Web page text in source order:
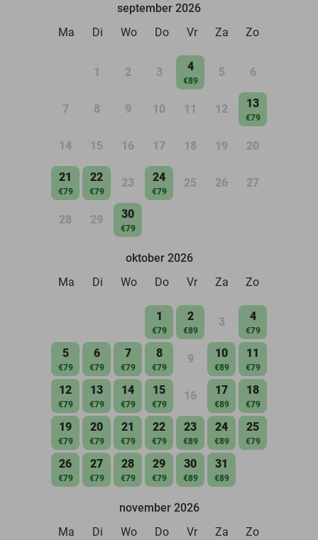
september 2026
Ma
Di Wo Do Vr Za Zo
1 2 3 4
€89
5 6
7 8 9 10 11 12 13
€79
14 15 16 17 18 19 20
21
€79
22
€79
23 24
€79
25 26 27
28 29 30
€79
oktober 2026
Ma
Di Wo Do Vr Za Zo
1
€79
2
€89
3 4
€79
5
€79
6
€79
7
€79
8
€79
9 10
€89
11
€79
12
€79
13
€79
14
€79
15
€79
16 17
€89
18
€79
19
€79
20
€79
21
€79
22
€79
23
€89
24
€89
25
€79
26
€79
27
€79
28
€79
29
€79
30
€89
31
€89
november 2026
Ma
Di Wo Do Vr Za Zo